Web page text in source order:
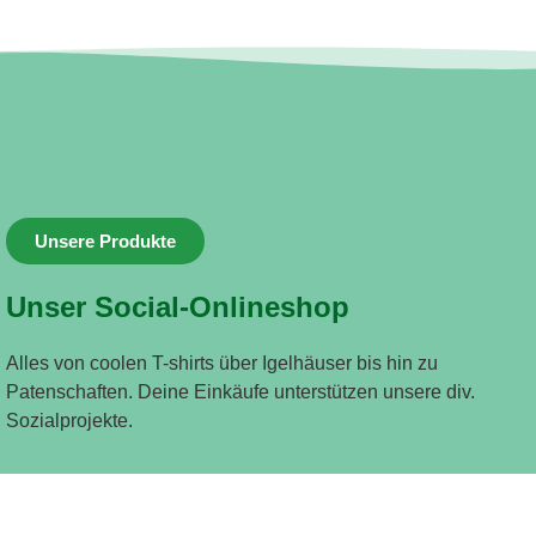
Unsere Produkte
Unser Social-Onlineshop
Alles von coolen T-shirts über Igelhäuser bis hin zu
Patenschaften. Deine Einkäufe unterstützen unsere div.
Sozialprojekte.